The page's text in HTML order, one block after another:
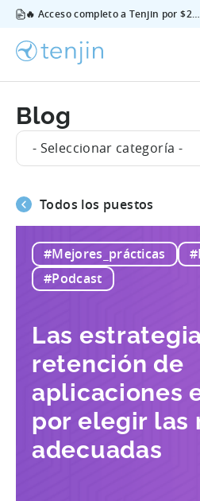
🔥 Acceso completo a Tenjin por $200/mes - todas las funciones, sin complementos, cancela cuando quieras.
Blog
- Seleccionar categoría -
Todos los puestos
#Mejores_prácticas
#Podcast
Las
retención de
aplicaciones
por elegir las
adecuadas